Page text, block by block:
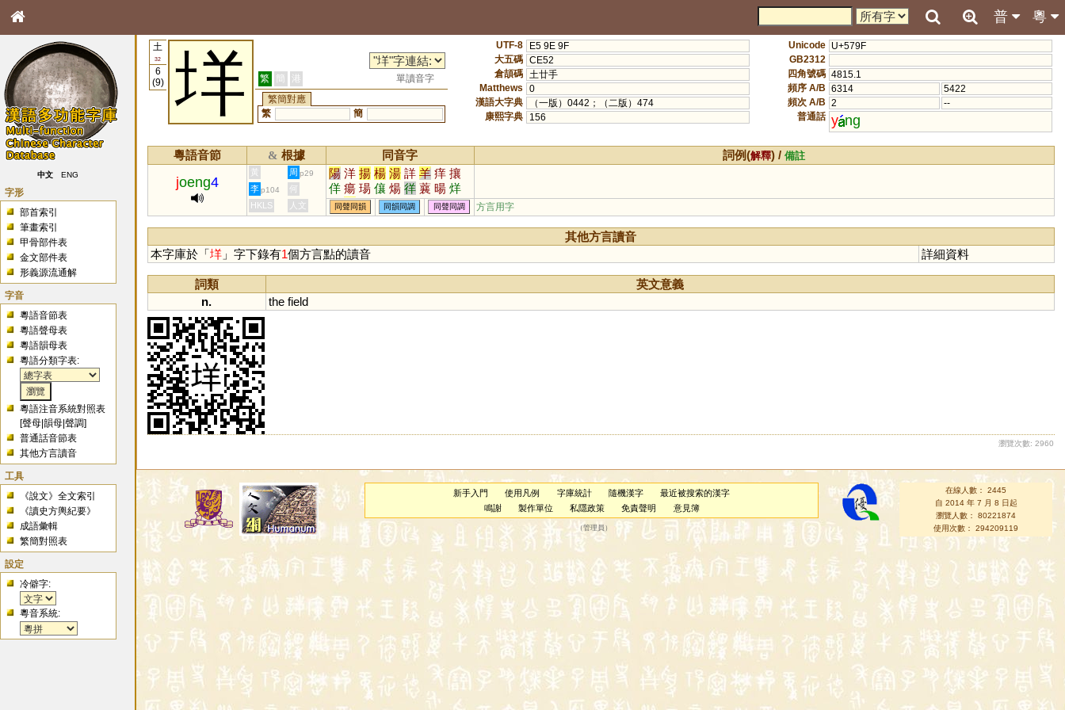
粵
普
中文 ENG
字形
部首索引
筆畫索引
甲骨部件表
金文部件表
形義源流通解
字音
粵語音節表
粵語聲母表
粵語韻母表
粵語分類字表:
粵語注音系統對照表
[聲母 |韻母 |聲調]
普通話音節表
其他方言讀音
工具
《說文》全文索引
《讀史方輿紀要》
成語彙輯
繁簡對照表
設定
冷僻字:
粵音系統:
土
32
6
(9)
垟 繁 簡 港
單讀音字
繁簡對應
繁
簡
UTF-8
E5 9E 9F
大五碼 CE52
倉頡碼
土廿手
Matthews
0
漢語大字典
（一版）0442；（二版）474
康熙字典
156
Unicode U+579F
GB2312
四角號碼 4815.1
頻序 A/B 6314
5422
頻次 A/B 2
--
普通話 y ng
粵語音節 & 根據 同音字 詞例(解釋) /備註
joeng4
黃 周 p29 陽 洋 揚 楊 湯 詳 羊 痒 攘
佯 瘍 瑒 儴 煬 徉 蘘 暘 烊
颺 瀼 穰 禳 蛘 蝆 眻 獽 珜
崵 鐊 鸉 勷 禓 昜 鍚
李 p104
何
HKLS
人文 同聲同韻 同韻同調 同聲同調 方言用字
其他方言讀音
本字庫於「 垟」字下錄有1個方言點的讀音 詳細資料
詞類
英文意義
n.
the field
瀏覽次數: 2960
新手入門 使用凡例 字庫統計 隨機漢字
最近被搜索的漢字
鳴謝
製作單位 私隱政策 免責聲明 意見簿
（管理員 ）
在線人數： 2445
自 2014 年 7 月 8 日起
瀏覽人數： 80221874
使用次數： 294209119